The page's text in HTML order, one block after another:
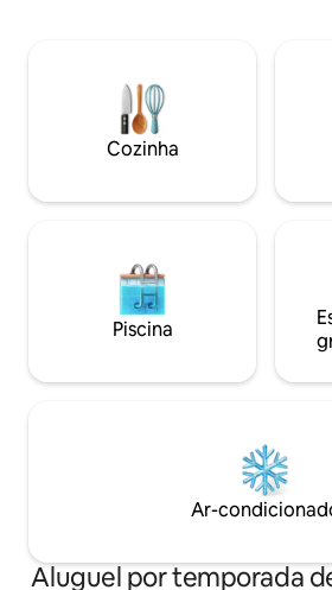
gratuita para estadias de mais de 10
Tarifas especiais para estadias de 7 a
dias ou mais.Cozinha
Piscina
Ar-
Aluguel por temporada